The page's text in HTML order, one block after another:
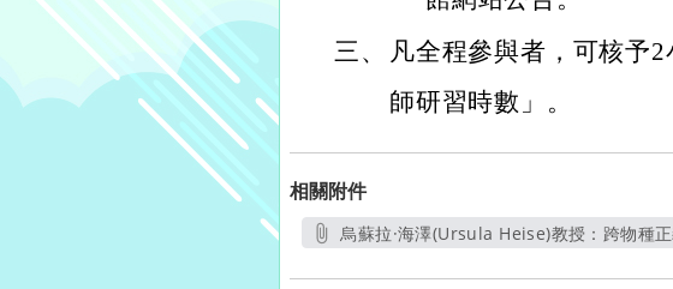
三、
凡全程參與者，可核予
師研習時數」。
相關附件
烏蘇拉·海澤(Ursula Heise)教授：跨物種